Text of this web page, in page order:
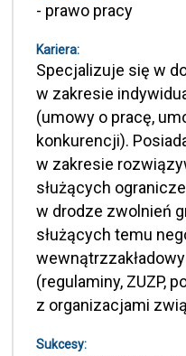
- prawo pracy
Kariera:
Specjalizuje się w
w zakresie
(umowy o pracę,
konkurencji).
w zakresie
służących
w drodze zwolnień
służących temu
(regulaminy, ZUZP,
z organizacjami
Sukcesy: